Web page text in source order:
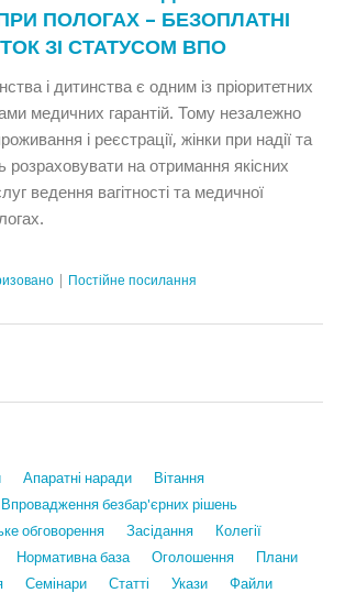
ПОЛОГАХ – БЕЗОПЛАТНІ
ЗІ СТАТУСОМ ВПО
і дитинства є одним із пріоритетних
медичних гарантій. Тому незалежно
і реєстрації, жінки при надії та
розраховувати на отримання якісних
ведення вагітності та медичної
Постійне посилання
Апаратні наради
Вiтання
Впровадження безбар'єрних рішень
обговорення Засідання
Колегії
Нормативна база Оголошення
Плани
Семінари Статтi Укази
Файли